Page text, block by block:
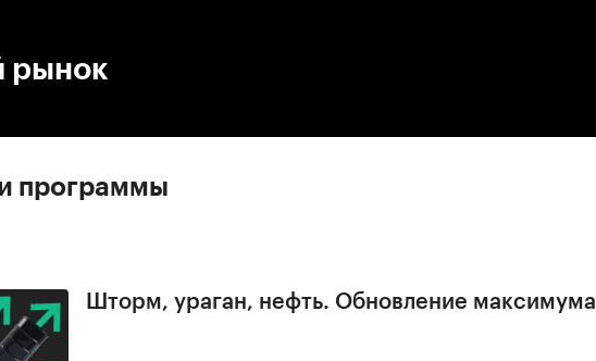
рынок
программы
Шторм, ураган, нефть. Обновление максимума